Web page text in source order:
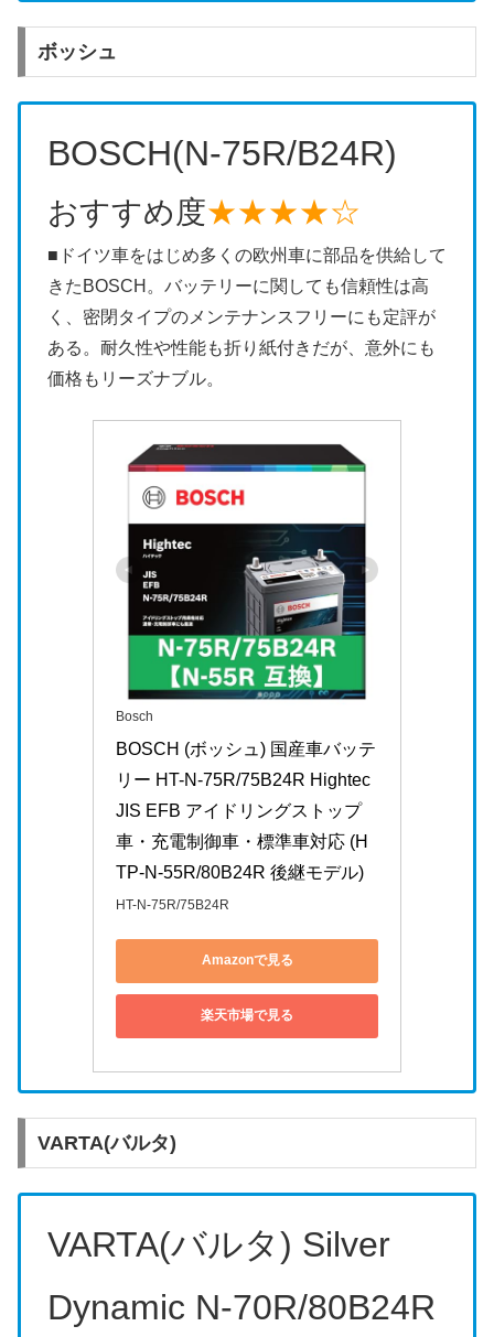
ボッシュ
BOSCH(N-75R/B24R)
おすすめ度★★★★☆
■ドイツ車をはじめ多くの欧州車に部品を供給して
きたBOSCH。バッテリーに関しても信頼性は高
く、密閉タイプのメンテナンスフリーにも定評が
ある。耐久性や性能も折り紙付きだが、意外にも
価格もリーズナブル。
Bosch
BOSCH (ボッシュ) 国産車バッテ
リー HT-N-75R/75B24R Hightec
JIS EFB アイドリングストップ
車・充電制御車・標準車対応 (H
TP-N-55R/80B24R 後継モデル)
HT-N-75R/75B24R
Amazonで見る
楽天市場で見る
VARTA(バルタ)
VARTA(バルタ) Silver
Dynamic N-70R/80B24R